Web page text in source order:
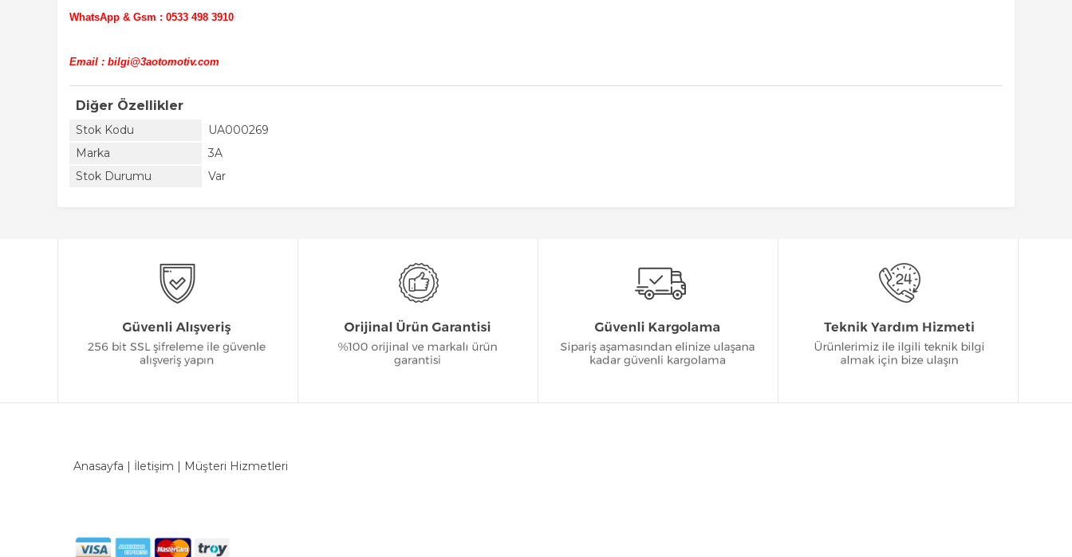
WhatsApp & Gsm : 0533 498 3910
Email : bilgi@3aotomotiv.com
Diğer Özellikler
Stok Kodu
UA000269
Marka
3A
Stok Durumu
Var
Anasayfa | İletişim | Müşteri Hizmetleri